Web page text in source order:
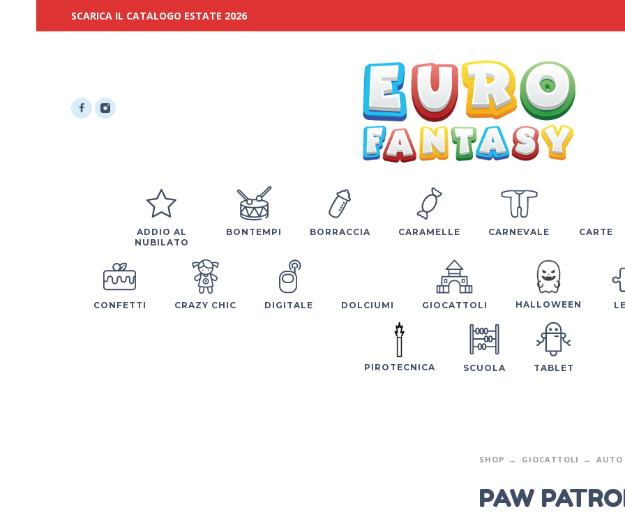
SCARICA IL CATALOGO ESTATE 2026
ADDIO AL
NUBILATO
BONTEMPI BORRACCIA CARAMELLE CARNEVALE CARTE
CONFETTI CRAZY CHIC DIGITALE DOLCIUMI GIOCATTOLI HALLOWEEN
PIROTECNICA SCUOLA TABLET
SHOP GIOCATTOLI AUTO
PAW